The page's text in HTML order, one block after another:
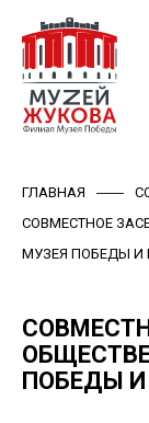
ГЛАВНАЯ
СОВМЕСТНОЕ
МУЗЕЯ ПОБЕДЫ И
ПОБЕДЫ